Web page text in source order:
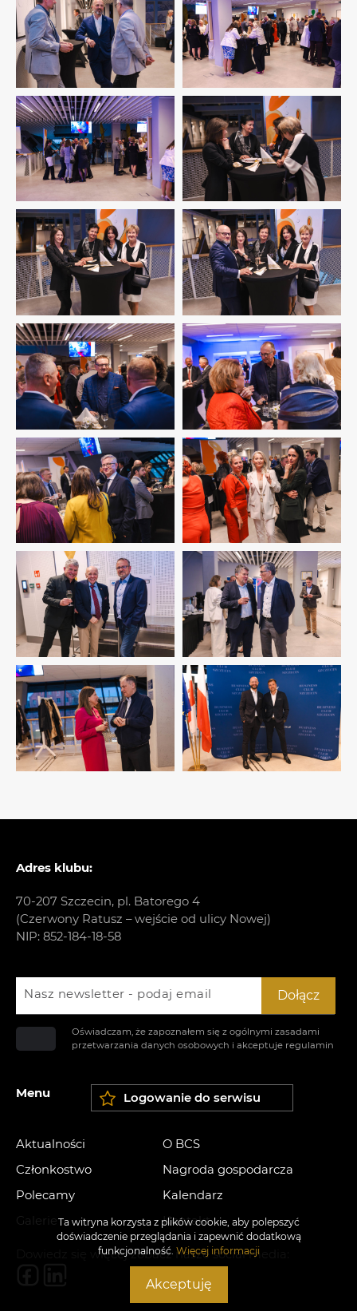
Adres klubu:
70-207 Szczecin, pl. Batorego 4
(Czerwony Ratusz – wejście od ulicy Nowej)
NIP: 852-184-18-58
Nasz newsletter - podaj email
Oświadczam, że zapoznałem się z ogólnymi zasadami
przetwarzania danych osobowych i akceptuje regulamin
Dołącz
Menu Logowanie do serwisu
Aktualności
O BCS
Członkostwo
Nagroda gospodarcza
Polecamy
Kalendarz
Galerie
Kontakt
Dowiedz się więcej zobacz nasze social media:
Ta witryna korzysta z plików cookie, aby polepszyć
doświadczenie przeglądania i zapewnić dodatkową
funkcjonalność. Więcej informacji
Akceptuję